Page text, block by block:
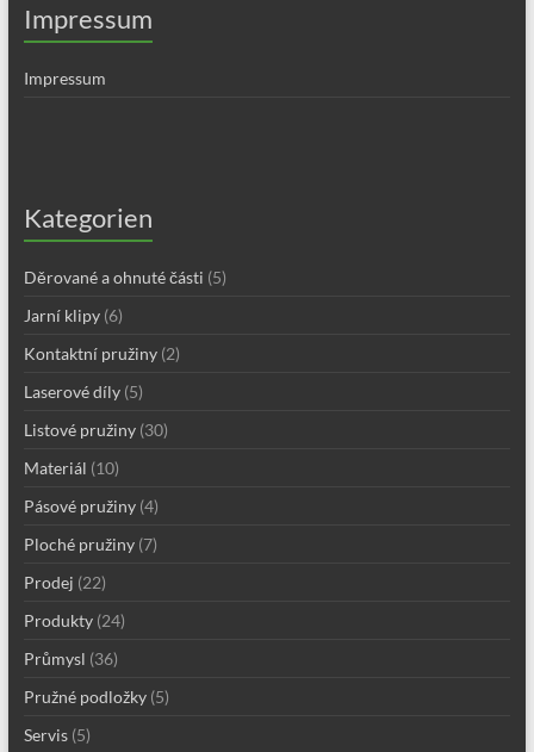
Impressum
Impressum
Kategorien
Děrované a ohnuté části (5)
Jarní klipy(6)
Kontaktní pružiny(2)
Laserové díly(5)
Listové pružiny(30)
Materiál (10)
Pásové pružiny(4)
Ploché pružiny(7)
Prodej (22)
Produkty(24)
Průmysl (36)
Pružné podložky(5)
Servis(5)